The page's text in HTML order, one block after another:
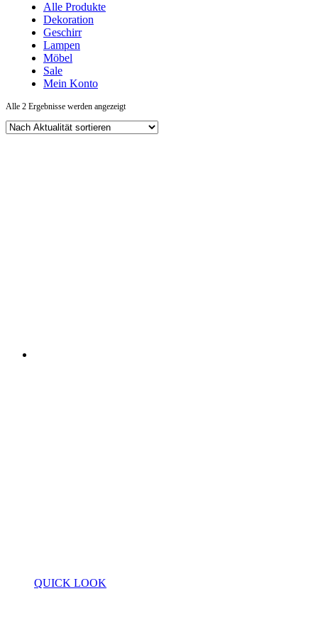
Alle Produkte
Dekoration
Geschirr
Lampen
Möbel
Sale
Mein Konto
Alle 2 Ergebnisse werden angezeigtNach
QUICK LOOK